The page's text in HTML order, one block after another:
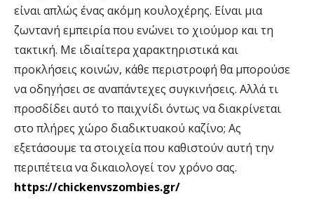
είναι απλώς ένας ακόμη κουλοχέρης. Είναι μια
ζωντανή εμπειρία που ενώνει το χιούμορ και τη
τακτική. Με ιδιαίτερα χαρακτηριστικά και
προκλήσεις κοινών, κάθε περιστροφή θα μπορούσε
να οδηγήσει σε αναπάντεχες συγκινήσεις. Αλλά τι
προσδίδει αυτό το παιχνίδι όντως να διακρίνεται
στο πλήρες χώρο διαδικτυακού καζίνο; Ας
εξετάσουμε τα στοιχεία που καθιστούν αυτή την
περιπέτεια να δικαιολογεί τον χρόνο σας.
https://chickenvszombies.gr/